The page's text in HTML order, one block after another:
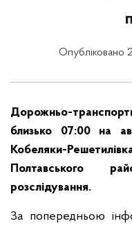
Опубліковано
Дорожньо-
близько 07:00 на
Кобеляки-
Полтавського
розслідування.
За попередньою